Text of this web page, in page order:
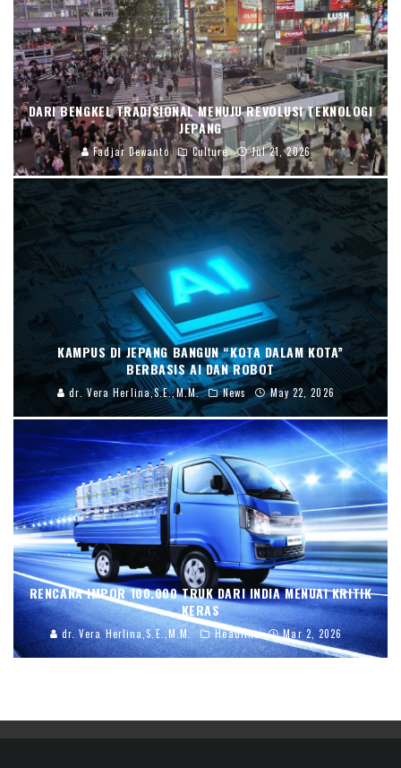
DARI BENGKEL TRADISIONAL MENUJU REVOLUSI TEKNOLOGI
JEPANG
Fadjar Dewanto Culture Jul 21, 2026
KAMPUS DI JEPANG BANGUN “KOTA DALAM KOTA”
BERBASIS AI DAN ROBOT
dr. Vera Herlina,S.E.,M.M. News May 22, 2026
RENCANA IMPOR 100.000 TRUK DARI INDIA MENUAI KRITIK
KERAS
dr. Vera Herlina,S.E.,M.M. Headline Mar 2, 2026